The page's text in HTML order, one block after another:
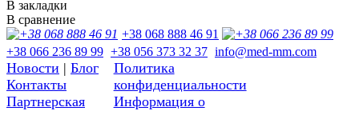
В закладки
В сравнение
+38 068 888 46 91
+38 066 236 89 99 +38 056 373 32 37 info@med-mm.com
Новости | Блог
Контакты
Партнерская
Политика
конфиденциальности
Информация о